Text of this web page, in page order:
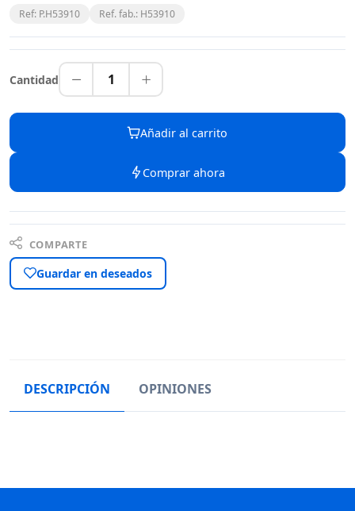
Ref: P.H53910 Ref. fab.: H53910
Cantidad 1
Añadir al carrito
Comprar ahora
COMPARTE
Guardar en deseados
DESCRIPCIÓN OPINIONES